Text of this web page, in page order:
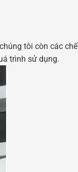
tôi còn các chế
trình sử dụng.